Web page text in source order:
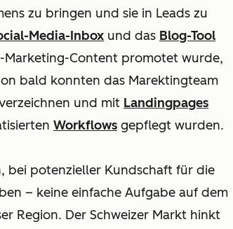
zu bringen und sie in Leads zu
Media-Inbox und das Blog-Tool
Marketing-Content promotet wurde,
bald konnten das Marektingteam
und mit Landingpages
Workflows gepflegt wurden.
bei potenzieller Kundschaft für die
– keine einfache Aufgabe auf dem
Region. Der Schweizer Markt hinkt